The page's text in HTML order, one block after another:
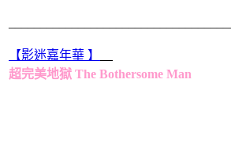
【影迷嘉年華 】
超完美地獄 The Bothersome Man